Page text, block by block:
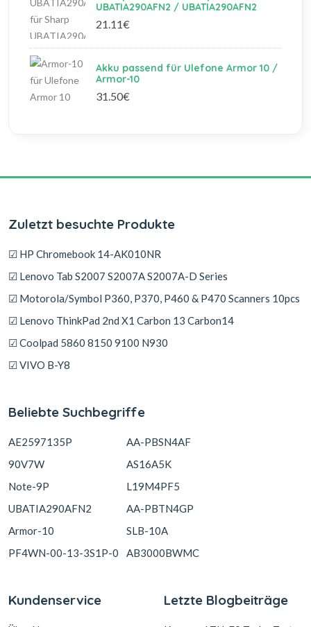
UBATIA290AFN2 / UBATIA290AFN2
21.11€
Akku passend für Ulefone Armor 10 /
Armor-10
31.50€
Zuletzt besuchte Produkte
☑ HP Chromebook 14-AK010NR
☑ Lenovo Tab S2007 S2007A S2007A-D Series
☑ Motorola/Symbol P360, P370, P460 & P470 Scanners 10pcs
☑ Lenovo ThinkPad 2nd X1 Carbon 13 Carbon14
☑ Coolpad 5860 8150 9100 N930
☑ VIVO B-Y8
Beliebte Suchbegriffe
AE2597135P
90V7W
Note-9P
UBATIA290AFN2
Armor-10
PF4WN-00-13-3S1P-0
AA-PBSN4AF
AS16A5K
L19M4PF5
AA-PBTN4GP
SLB-10A
AB3000BWMC
Kundenservice Letzte Blogbeiträge